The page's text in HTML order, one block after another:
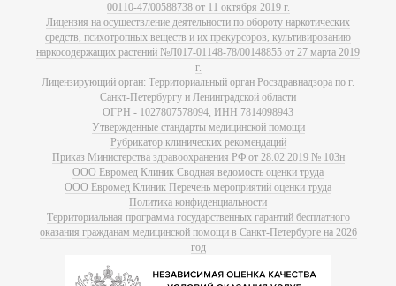
00110-47/00588738 от 11 октября 2019 г.
Лицензия на осуществление деятельности по обороту наркотических
средств, психотропных веществ и их прекурсоров, культивированию
наркосодержащих растений №Л017-01148-78/00148855 от 27 марта 2019
г.
Лицензирующий орган: Территориальный орган Росздравнадзора по г.
Санкт-Петербургу и Ленинградской области
ОГРН - 1027807578094, ИНН 7814098943
Утвержденные стандарты медицинской помощи
Рубрикатор клинических рекомендаций
Приказ Министерства здравоохранения РФ от 28.02.2019 № 103н
ООО Евромед Клиник Сводная ведомость оценки труда
ООО Евромед Клиник Перечень мероприятий оценки труда
Политика конфиденциальности
Территориальная программа государственных гарантий бесплатного
оказания гражданам медицинской помощи в Санкт-Петербурге на 2026
год